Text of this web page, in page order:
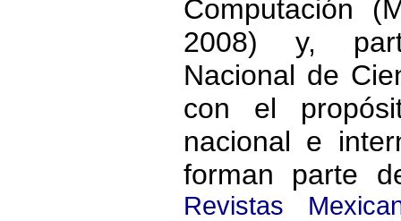
Computación
2008) y,
Nacional de
con el
nacional e
forman parte
Revistas